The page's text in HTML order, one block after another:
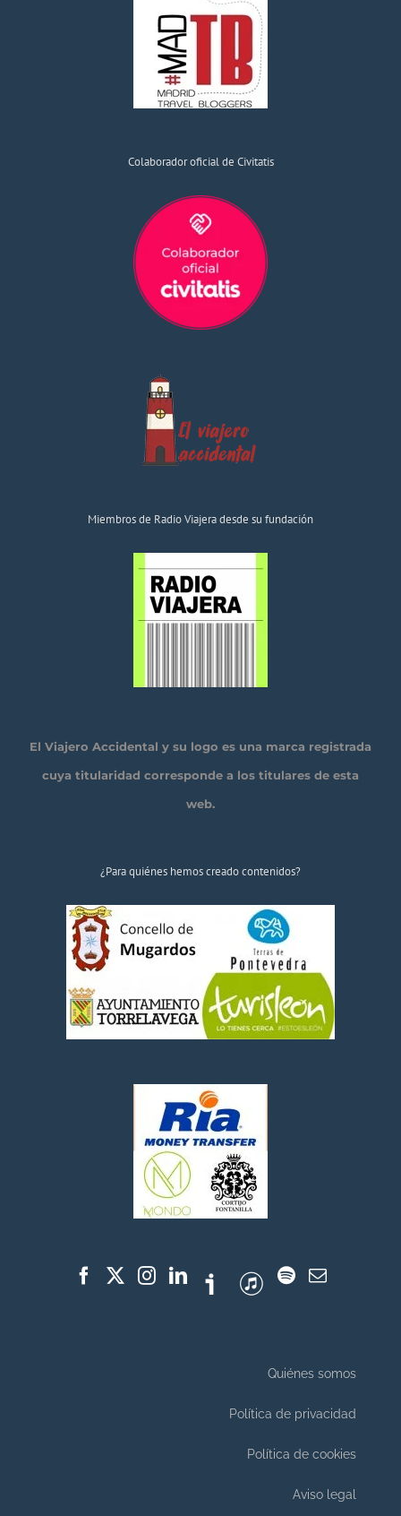
Colaborador oficial de Civitatis
Miembros de Radio Viajera desde su fundación
El Viajero Accidental y su logo es una marca registrada
cuya titularidad corresponde a los titulares de esta
web.
¿Para quiénes hemos creado contenidos?
Quiénes somos
Política de privacidad
Política de cookies
Aviso legal